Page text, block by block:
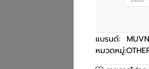
แบรนด์:
หมวดหมู่: